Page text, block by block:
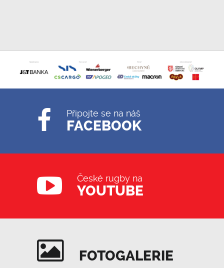
Připojte se na náš
FACEBOOK
České rugby na
YOUTUBE
FOTOGALERIE